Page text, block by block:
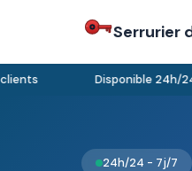
Serrurier
Disponible 24h/24 -
24h/24 - 7j/7